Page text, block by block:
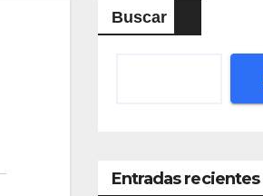
Buscar
Entradas recientes